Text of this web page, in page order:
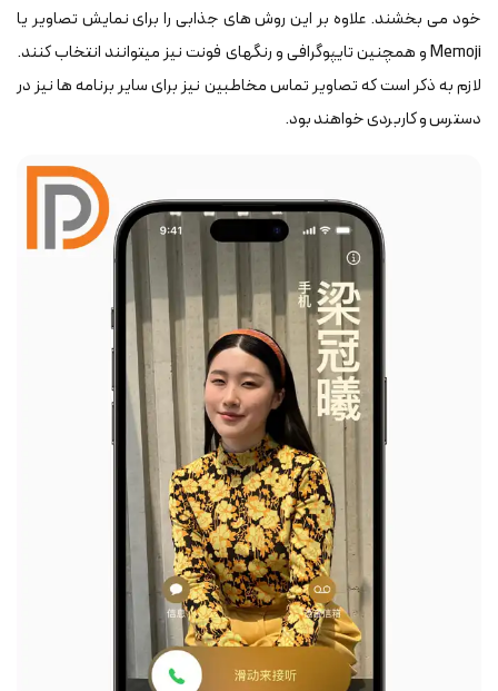
خود می ‎بخشند. علاوه بر این روش ‎های جذابی را برای نمایش تصاویر یا
Memoji و همچنین تایپوگرافی و رنگ‎های فونت نیز می‎توانند انتخاب کنند.
لازم به ذکر است که تصاویر تماس مخاطبین نیز برای سایر برنامه ‎ها نیز در
دسترس و کاربردی خواهند بود.